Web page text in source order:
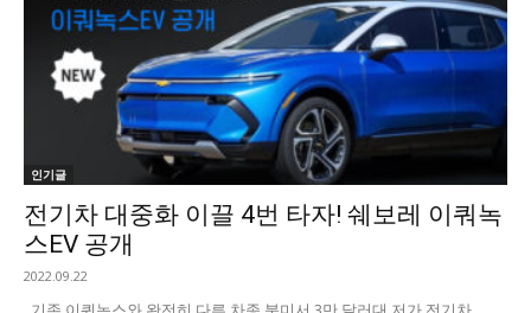
인기글
전기차 대중화 이끌 4번 타자! 쉐보레 이쿼녹
스EV 공개
2022.09.22